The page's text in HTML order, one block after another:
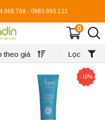
- 0983.993.131
0
theo giá Lọc
-10%